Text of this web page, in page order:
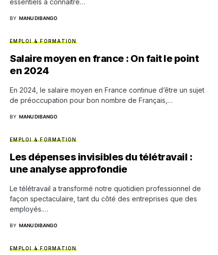
essentiels à connaître…
BY MANU DIBANGO
EMPLOI & FORMATION
Salaire moyen en france : On fait le point
en 2024
En 2024, le salaire moyen en France continue d’être un sujet
de préoccupation pour bon nombre de Français,…
BY MANU DIBANGO
EMPLOI & FORMATION
Les dépenses invisibles du télétravail :
une analyse approfondie
Le télétravail a transformé notre quotidien professionnel de
façon spectaculaire, tant du côté des entreprises que des
employés.…
BY MANU DIBANGO
EMPLOI & FORMATION